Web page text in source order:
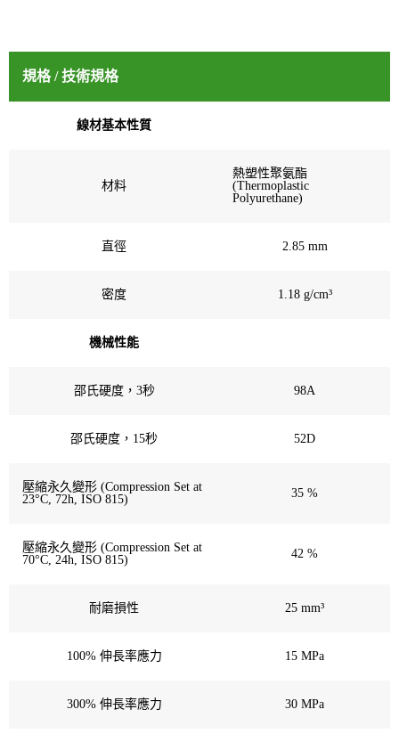
規格 / 技術規格
線材基本性質
材料
熱塑性聚氨酯
(Thermoplastic
Polyurethane)
直徑 2.85 mm
密度 1.18 g/cm³
機械性能
邵氏硬度，3秒 98A
邵氏硬度，15秒 52D
壓縮永久變形 (Compression Set at
23°C, 72h, ISO 815)
35 %
壓縮永久變形 (Compression Set at
70°C, 24h, ISO 815)
42 %
耐磨損性 25 mm³
100% 伸長率應力 15 MPa
300% 伸長率應力 30 MPa